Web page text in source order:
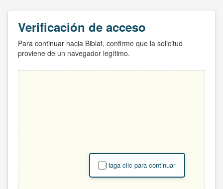
Verificación de acceso
Para continuar hacia Biblat, confirme que la solicitud
proviene de un navegador legítimo.
Haga clic para continuar